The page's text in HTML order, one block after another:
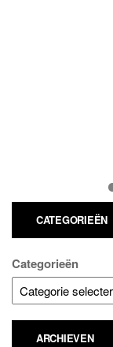
CATEGORIEËN
Categorieën
ARCHIEVEN